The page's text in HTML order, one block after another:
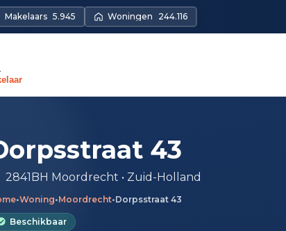
Makelaars 5.945 Woningen 244.116
43
2841BH Moordrecht • Zuid-Holland
•Woning•Moordrecht•Dorpsstraat 43
Beschikbaar